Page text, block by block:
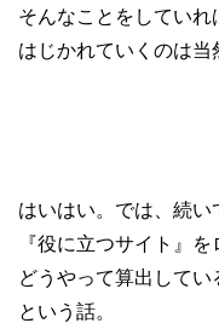
そんなことをしていれ
はじかれていくのは当
はいはい。では、続い
『役に立つサイト』
どうやって算出してい
という話。